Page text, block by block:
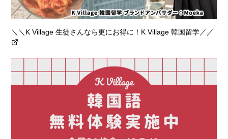
＼＼K Village 生徒さんなら更にお得に！K Village 韓国留学／／